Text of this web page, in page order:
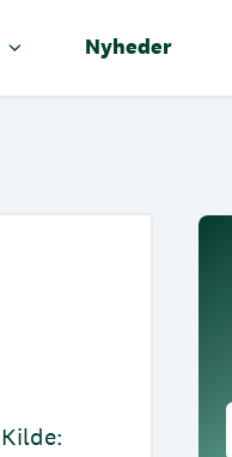
Nyheder